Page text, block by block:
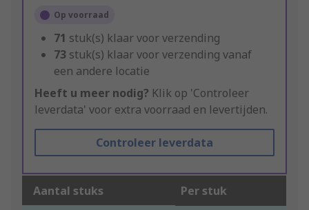
Op voorraad
71 stuk(s) klaar voor verzending
73 stuk(s) klaar voor verzending vanaf
een andere locatie
Heeft u meer nodig? Klik op 'Controleer
leverdata' voor extra voorraad en levertijden.
Controleer leverdata
Aantal stuks Per stuk